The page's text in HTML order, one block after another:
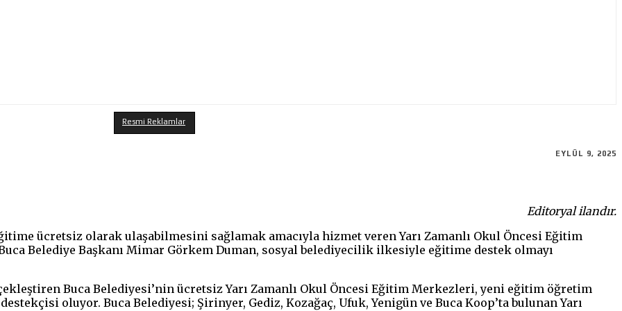
Resmi Reklamlar
EYLÜL 9, 2025
Editoryal ilandır.
ücretsiz olarak ulaşabilmesini sağlamak amacıyla hizmet veren Yarı Zamanlı Okul Öncesi Eğitim
Belediye Başkanı Mimar Görkem Duman, sosyal belediyecilik ilkesiyle eğitime destek olmayı
Buca Belediyesi’nin ücretsiz Yarı Zamanlı Okul Öncesi Eğitim Merkezleri, yeni eğitim öğretim
oluyor. Buca Belediyesi; Şirinyer, Gediz, Kozağaç, Ufuk, Yenigün ve Buca Koop’ta bulunan Yarı